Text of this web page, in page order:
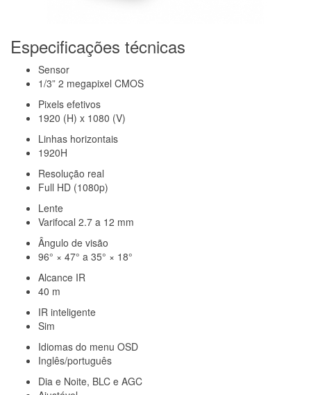
Especificações técnicas
Sensor
1/3” 2 megapixel CMOS
Pixels efetivos
1920 (H) x 1080 (V)
Linhas horizontais
1920H
Resolução real
Full HD (1080p)
Lente
Varifocal 2.7 a 12 mm
Ângulo de visão
96° × 47° a 35° × 18°
Alcance IR
40 m
IR inteligente
Sim
Idiomas do menu OSD
Inglês/português
Dia e Noite, BLC e AGC